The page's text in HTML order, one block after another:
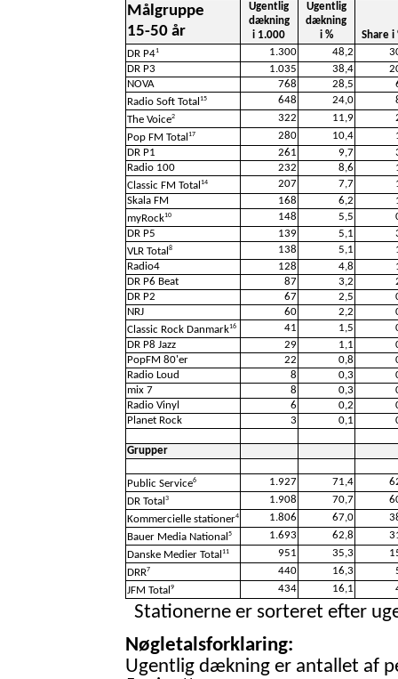
Målgruppe
15-50 år
Ugentlig
dækning
i 1.000
Ugentlig
dækning
i %
Share i
DR P41 1.300 48,2
DR P3
1.035 38,4
NOVA
768 28,5
Radio Soft Total 15 648 24,0
The Voice2 322 11,9
Pop FM Total 17 280 10,4
DR P1
261 9,7
Radio 100
232 8,6
Classic FM Total 14 207 7,7
Skala FM
168 6,2
myRock10 148 5,5
DR P5
139 5,1
VLR Total 8 138 5,1
Radio4
128 4,8
DR P6 Beat
87 3,2
DR P2
67 2,5
NRJ
60 2,2
Classic Rock Danmark16 41 1,5
DR P8 Jazz
29 1,1
PopFM 80'er
22 0,8
Radio Loud
8 0,3
mix 7
8 0,3
Radio Vinyl
6 0,2
Planet Rock
3 0,1
Grupper
Public Service6 1.927 71,4
DR Total 3 1.908 70,7
Kommercielle stationer4 1.806 67,0
Bauer Media National 5 1.693 62,8
Danske Medier Total 11 951 35,3
DRR7 440 16,3
JFM Total 9 434 16,1
Stationerne er sorteret efter
Nøgletalsforklaring:
Ugentlig dækning er antallet af